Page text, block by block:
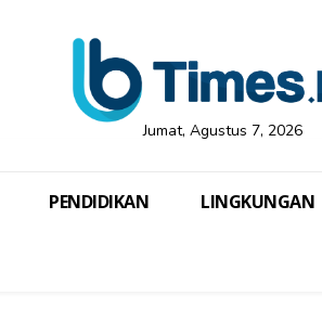
Jumat, Agustus 7, 2026
PENDIDIKAN LINGKUNGAN